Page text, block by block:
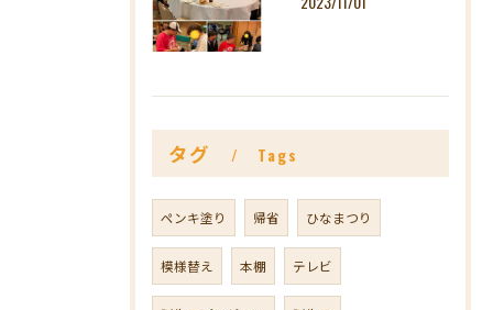
タグ Tags
ペンキ塗り 帰省 ひなまつり
模様替え 本棚 テレビ